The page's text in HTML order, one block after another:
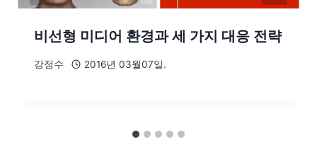
비선형 미디어 환경과 세 가지 대응 전략
강정수 2016년 03월07일.